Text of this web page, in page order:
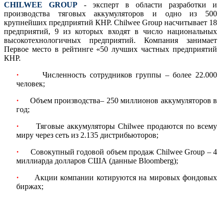
CHILWEE GROUP - эксперт в области разработки и
производства тяговых аккумуляторов и одно из 500
крупнейших предприятий КНР. Chilwee Group насчитывает 18
предприятий, 9 из которых входят в число национальных
высокотехнологичных предприятий. Компания занимает
Первое место в рейтинге «50 лучших частных предприятий
КНР.
·
Численность сотрудников группы – более 22.000
человек;
·
Объем производства– 250 миллионов аккумуляторов в
год;
·
Тяговые аккумуляторы Chilwee продаются по всему
миру через сеть из 2.135 дистрибьюторов;
·
Совокупный годовой объем продаж Chilwee Group – 4
миллиарда долларов США (данные Bloomberg);
·
Акции компании котируются на мировых фондовых
биржах;